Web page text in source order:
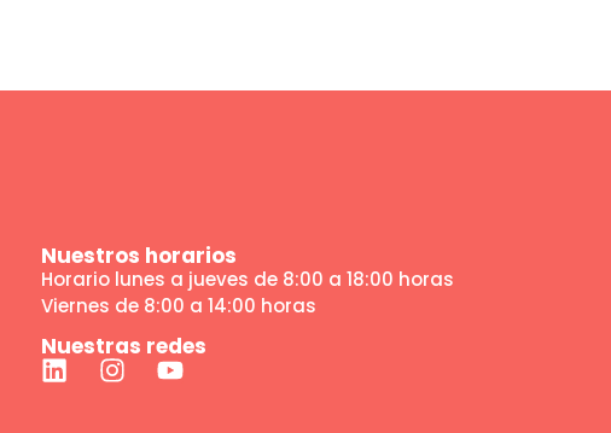
Nuestros horarios
Horario lunes a jueves de 8:00 a 18:00 horas
Viernes de 8:00 a 14:00 horas
Nuestras redes